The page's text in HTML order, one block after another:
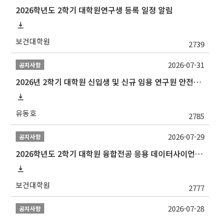
2026학년도 2학기 대학원연구생 등록 일정 알림
보건대학원 2739
공지사항
2026년 2학기 대학원 신입생 및 신규 임용 연구원 안전환경교육(신규교육) 실시 안내
유동호 2785
2026-07-31
공지사항
2026학년도 2학기 대학원 융합전공 응용 데이터사이언스 선발 계획 알림
보건대학원 2777
2026-07-29
공지사항 2026-07-28